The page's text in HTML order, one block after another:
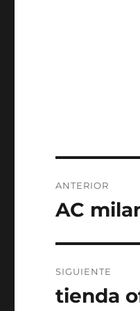
de
ANTERIOR
Entrada
AC
SIGUIENTE
Entrada
tienda